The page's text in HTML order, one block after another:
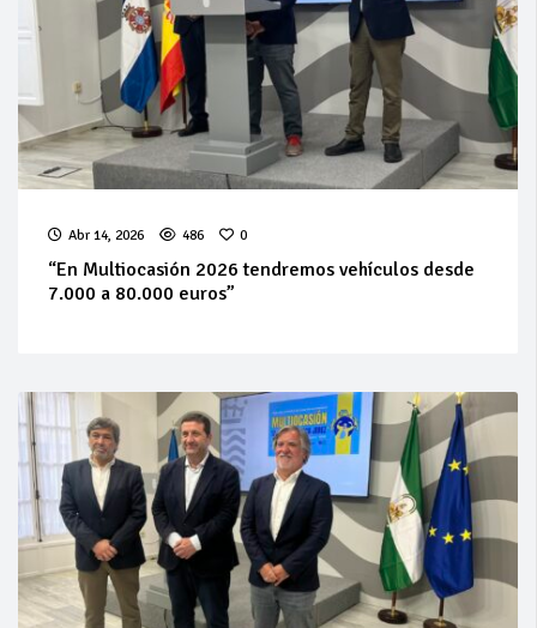
Abr 14, 2026 486 0
“En Multiocasión 2026 tendremos vehículos desde
7.000 a 80.000 euros”